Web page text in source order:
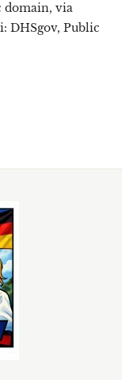
domain, via
DHSgov, Public